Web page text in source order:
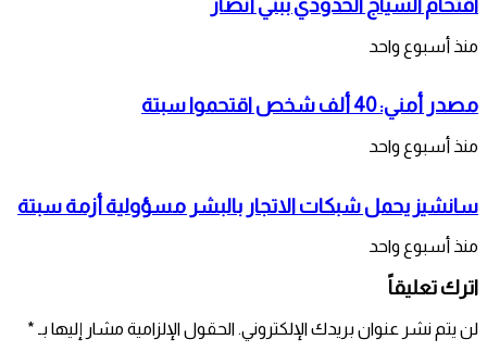
اقتحام السياج الحدودي ببني أنصار
منذ أسبوع واحد
مصدر أمني: 40 ألف شخص اقتحموا سبتة
منذ أسبوع واحد
سانشيز يحمل شبكات الاتجار بالبشر مسؤولية أزمة سبتة
منذ أسبوع واحد
اترك تعليقاً
لن يتم نشر عنوان بريدك الإلكتروني. الحقول الإلزامية مشار إليها بـ *